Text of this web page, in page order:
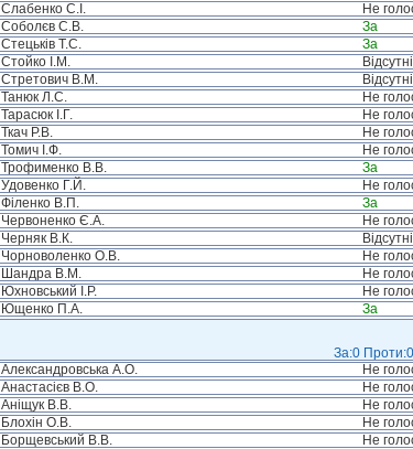
Слабенко С.І.
Не
Соболєв С.В.
За
Стецьків Т.С.
За
Стойко І.М.
Стретович В.М.
Танюк Л.С.
Не
Тарасюк І.Г.
Не
Ткач Р.В.
Не
Томич І.Ф.
Не
Трофименко В.В.
За
Удовенко Г.Й.
Не
Філенко В.П.
За
Червоненко Є.А.
Не
Черняк В.К.
Чорноволенко О.В.
Не
Шандра В.М.
Не
Юхновський І.Р.
Не
Ющенко П.А.
За
За:0
Александровська А.О.
Не
Анастасієв В.О.
Не
Аніщук В.В.
Не
Блохін О.В.
Не
Борщевський В.В.
Не